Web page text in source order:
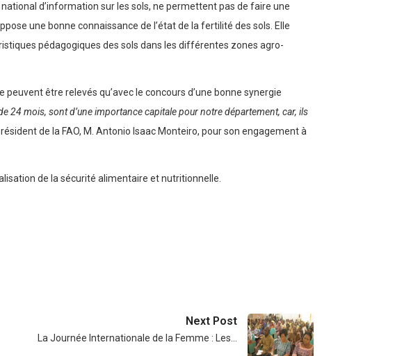
d’information sur les sols, ne permettent pas de faire une
une bonne connaissance de l’état de la fertilité des sols. Elle
pédagogiques des sols dans les différentes zones agro-
peuvent être relevés qu’avec le concours d’une bonne synergie
24 mois, sont d’une importance capitale pour notre département, car, ils
de la FAO, M. Antonio Isaac Monteiro, pour son engagement à
de la sécurité alimentaire et nutritionnelle.
Next Post
La Journée Internationale de la Femme : Les…